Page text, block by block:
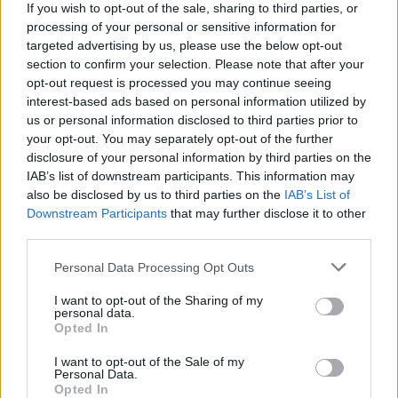
If you wish to opt-out of the sale, sharing to third parties, or
processing of your personal or sensitive information for
targeted advertising by us, please use the below opt-out
section to confirm your selection. Please note that after your
opt-out request is processed you may continue seeing
interest-based ads based on personal information utilized by
us or personal information disclosed to third parties prior to
your opt-out. You may separately opt-out of the further
disclosure of your personal information by third parties on the
IAB’s list of downstream participants. This information may
also be disclosed by us to third parties on the IAB’s List of
Downstream Participants that may further disclose it to other
Please note that this website/app uses one or more Google
not limited to your visit or usage behaviour. You may click to
grant or deny consent to Google and its third-party tags to
use your data for below specified purposes in below Google
consent section.
Personal Data Processing Opt Outs
I want to opt-out of the Sharing of my
personal data.
Opted In
I want to opt-out of the Sale of my
Personal Data.
Opted In
ΣΑΝ ΣΗΜΕΡΑ – 8 Αυγούστου 1588:
Ναυμαχία του Gravelines, η μεγάλη
ισπανική αρμάδα σκορπίζει
20:01
Οι Ινδοί πήγαν Pitch Black 26 με μια
Πλωτά data center με ενέργεια από τα
κύματα – το AI ανοίγεται στον ωκεανό